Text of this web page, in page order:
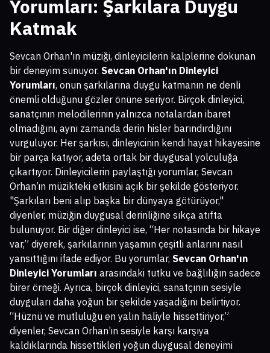
Yorumları: Şarkılara Duygu
Katmak
Sevcan Orhan'ın müziği, dinleyicilerin kalplerine dokunan
bir deneyim sunuyor. Sevcan Orhan'ın Dinleyici
Yorumları, onun şarkılarına duygu katmanın ne denli
önemli olduğunu gözler önüne seriyor. Birçok dinleyici,
sanatçının melodilerinin yalnızca notalardan ibaret
olmadığını, aynı zamanda derin hisler barındırdığını
vurguluyor. Her şarkısı, dinleyicinin kendi hayat hikayesine
bir parça katıyor, adeta ortak bir duygusal yolculuğa
çıkartıyor. Dinleyicilerin paylaştığı yorumlar, Sevcan
Orhan’ın müzikteki etkisini açık bir şekilde gösteriyor.
"Şarkıları beni alıp başka bir dünyaya götürüyor,"
diyenler, müziğin duygusal derinliğine sıkça atıfta
bulunuyor. Bir diğer dinleyici ise, “Her notasında bir hikaye
var,” diyerek, şarkılarının yaşamın çeşitli anlarını nasıl
yansıttığını ifade ediyor. Bu yorumlar, Sevcan Orhan'ın
Dinleyici Yorumları arasındaki tutku ve bağlılığın sadece
birer örneği. Ayrıca, birçok dinleyici, sanatçının sesiyle
duyguları daha yoğun bir şekilde yaşadığını belirtiyor.
“Hüznü ve mutluluğu en yalın haliyle hissettiriyor,”
diyenler, Sevcan Orhan’ın sesiyle karşı karşıya
kaldıklarında hissettikleri yoğun duygusal deneyimi